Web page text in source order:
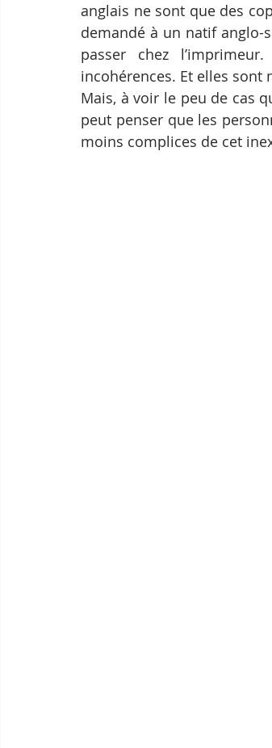
anglais ne sont que des
demandé à un natif anglo-
passer chez
incohérences. Et elles sont
Mais, à voir le peu de cas
peut penser que les
moins complices de cet